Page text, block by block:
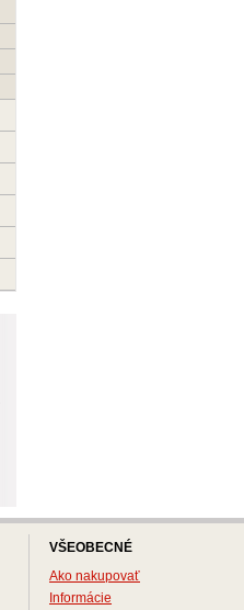
VŠEOBECNÉ
Ako nakupovať
Informácie